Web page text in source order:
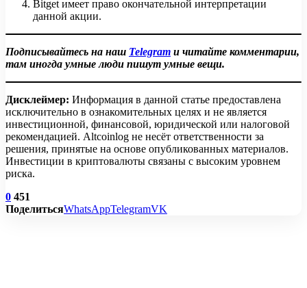
Bitget имеет право окончательной интерпретации
данной акции.
Подписывайтесь на наш Telegram и читайте комментарии,
там иногда умные люди пишут умные вещи.
Дисклеймер: Информация в данной статье предоставлена
исключительно в ознакомительных целях и не является
инвестиционной, финансовой, юридической или налоговой
рекомендацией. Altcoinlog не несёт ответственности за
решения, принятые на основе опубликованных материалов.
Инвестиции в криптовалюты связаны с высоким уровнем
риска.
0 451
ПоделитьсяWhatsAppTelegramVK